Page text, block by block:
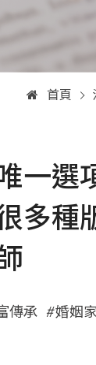
首頁
一選
多種
傳承 婚姻